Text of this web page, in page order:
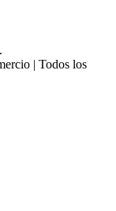
| Todos los